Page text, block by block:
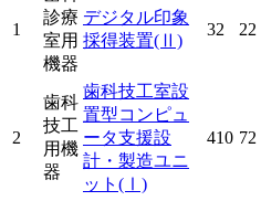
1
診療
室用
機器
デジタル印象
採得装置(Ⅱ)
32 22
2
歯科
技工
用機
器
歯科技工室設
置型コンピュ
ータ支援設
計・製造ユニ
ット (Ⅰ)
410 72